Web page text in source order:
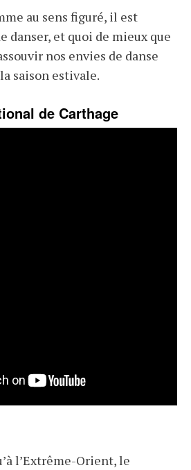
au sens figuré, il est
danser, et quoi de mieux que
nos envies de danse
saison estivale.
de Carthage
l’Extrême-Orient, le